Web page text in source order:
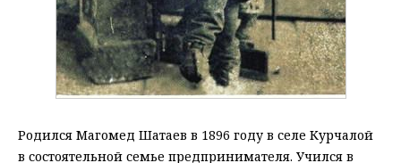
Родился Магомед Шатаев в 1896 году в селе Курчалой
в состоятельной семье предпринимателя. Учился в